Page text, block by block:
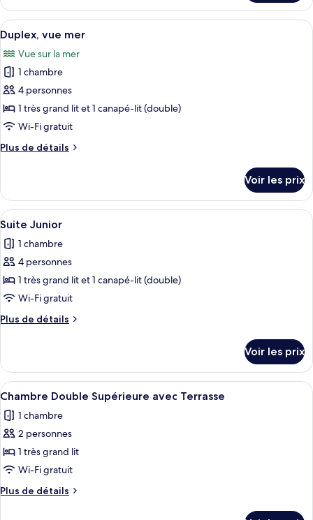
le
type
de
chambre
Chambre
Familiale
Afficher
toutes
les
photos
pour
ce
type
chambre :
mer
Une chambre d’hôtel avec un mur
8
Duplex, vue mer
Vue sur la mer
1 chambre
4 personnes
1 très grand lit et 1 canapé-lit (double)
Wi-Fi gratuit
Plus de détails
Plus
le
type
de
Duplex,
vue
Voir les prix
Afficher
toutes
les
photos
pour
ce
type
de
Suite
Junior
Une chambre d’hôtel avec un lit, un
10
Suite Junior
1 chambre
4 personnes
1 très grand lit et 1 canapé-lit (double)
Wi-Fi gratuit
Plus de détails
Plus
le
type
de
Suite
Junior
Voir les prix
Afficher
toutes
les
photos
pour
ce
type
de
Une chambre d’hôtel avec un grand
38
Chambre Double Supérieure avec Terrasse
1 chambre
2 personnes
1 très grand lit
Wi-Fi gratuit
Plus de détails
Plus